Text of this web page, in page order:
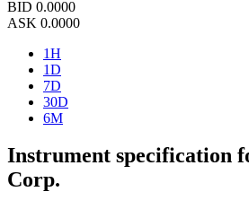
BID 0.0000
ASK 0.0000
1H
1D
7D
30D
6M
Instrument specification
Corp.